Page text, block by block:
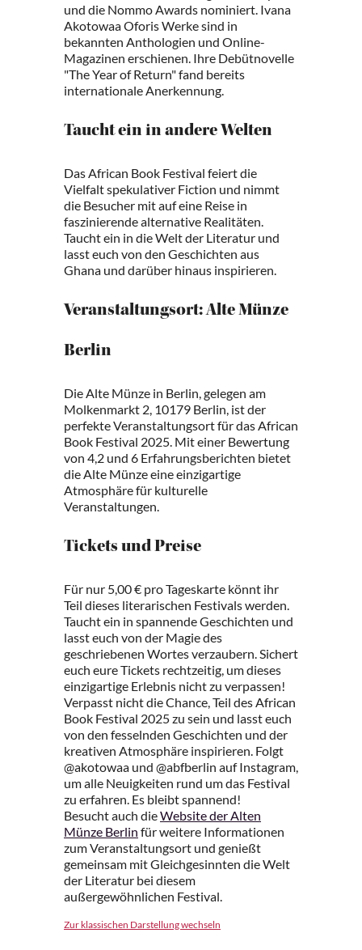
und die Nommo Awards nominiert. Ivana
Akotowaa Oforis Werke sind in
bekannten Anthologien und Online-
Magazinen erschienen. Ihre Debütnovelle
"The Year of Return" fand bereits
internationale Anerkennung.
Taucht ein in andere Welten
Das African Book Festival feiert die
Vielfalt spekulativer Fiction und nimmt
die Besucher mit auf eine Reise in
faszinierende alternative Realitäten.
Taucht ein in die Welt der Literatur und
lasst euch von den Geschichten aus
Ghana und darüber hinaus inspirieren.
Veranstaltungsort: Alte Münze
Berlin
Die Alte Münze in Berlin, gelegen am
Molkenmarkt 2, 10179 Berlin, ist der
perfekte Veranstaltungsort für das African
Book Festival 2025. Mit einer Bewertung
von 4,2 und 6 Erfahrungsberichten bietet
die Alte Münze eine einzigartige
Atmosphäre für kulturelle
Veranstaltungen.
Tickets und Preise
Für nur 5,00 € pro Tageskarte könnt ihr
Teil dieses literarischen Festivals werden.
Taucht ein in spannende Geschichten und
lasst euch von der Magie des
geschriebenen Wortes verzaubern. Sichert
euch eure Tickets rechtzeitig, um dieses
einzigartige Erlebnis nicht zu verpassen!
Verpasst nicht die Chance, Teil des African
Book Festival 2025 zu sein und lasst euch
von den fesselnden Geschichten und der
kreativen Atmosphäre inspirieren. Folgt
@akotowaa und @abfberlin auf Instagram,
um alle Neuigkeiten rund um das Festival
zu erfahren. Es bleibt spannend!
Besucht auch dieWebsite der Alten
Münze Berlin für weitere Informationen
zum Veranstaltungsort und genießt
gemeinsam mit Gleichgesinnten die Welt
der Literatur bei diesem
außergewöhnlichen Festival.
Zur klassischen Darstellung wechseln